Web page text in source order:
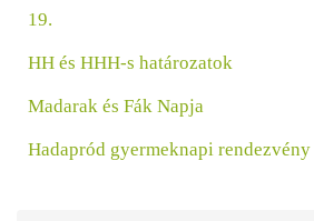
19.
HH és HHH-s határozatok
Madarak és Fák Napja
Hadapród gyermeknapi rendezvény